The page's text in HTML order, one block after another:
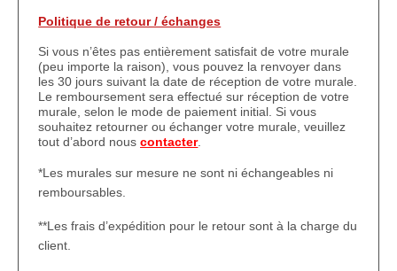
Politique de retour / échanges
Si vous n’êtes pas entièrement satisfait de votre murale
(peu importe la raison), vous pouvez la renvoyer dans
les 30 jours suivant la date de réception de votre murale.
Le remboursement sera effectué sur réception de votre
murale, selon le mode de paiement initial. Si vous
souhaitez retourner ou échanger votre murale, veuillez
tout d’abord nouscontacter.
*Les murales sur mesure ne sont ni échangeables ni
remboursables.
**Les frais d’expédition pour le retour sont à la charge du
client.